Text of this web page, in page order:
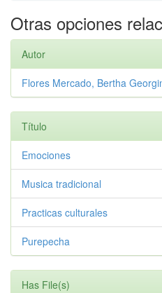
Otras opciones
Autor
Flores Mercado, Bertha
Título
Emociones
Musica tradicional
Practicas culturales
Purepecha
Has File(s)